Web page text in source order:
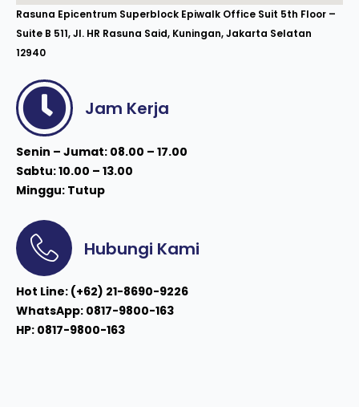
Rasuna Epicentrum Superblock Epiwalk Office Suit 5th Floor –
Suite B 511, Jl. HR Rasuna Said, Kuningan, Jakarta Selatan
12940
Jam Kerja
Senin – Jumat: 08.00 – 17.00
Sabtu: 10.00 – 13.00
Minggu: Tutup
Hubungi Kami
Hot Line: (+62) 21-8690-9226
WhatsApp: 0817-9800-163
HP: 0817-9800-163